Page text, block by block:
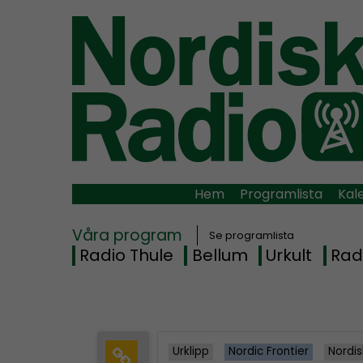
Hem Programlista
Våra program Se programlista
Radio Thule Bellum Urkult
Urklipp Nordic Frontier